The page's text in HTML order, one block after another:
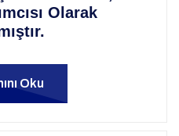
Olarak
Oku